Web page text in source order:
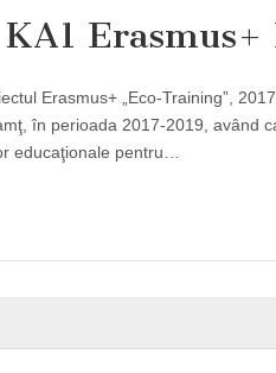
Erasmus+ „Eco-Training”,
în perioada 2017-2019, având
educaţionale pentru…